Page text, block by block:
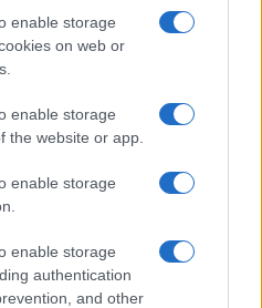
enable storage
on web or
enable storage
the website or app.
enable storage
enable storage
authentication
and other
in Gallura, bella anche dal
svela come fa
le polemiche il centro
chiude
sosta contro spaccio e degrado: